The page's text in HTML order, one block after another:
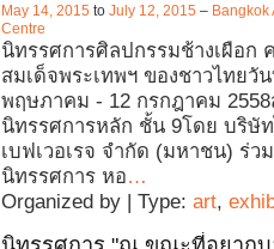
May 14, 2015 to July 12, 2015 – Bangkok
Centre
นิทรรศการศิลปกรรมช้างเผือก
สมเด็จพระเทพฯ ของชาวไทยวั
พฤษภาคม - 12 กรกฎาคม
นิทรรศการหลัก ชั้น 9โดย บริษั
เบฟเวอเรจ จำกัด (มหาชน) ร่ว
นิทรรศการ หอ…
Organized by | Type: art,